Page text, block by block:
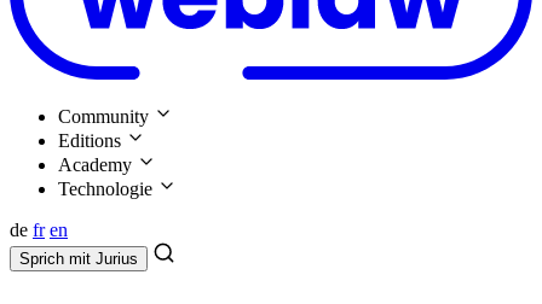
Community
Editions
Academy
Technologie
de fr en
Sprich mit Jurius